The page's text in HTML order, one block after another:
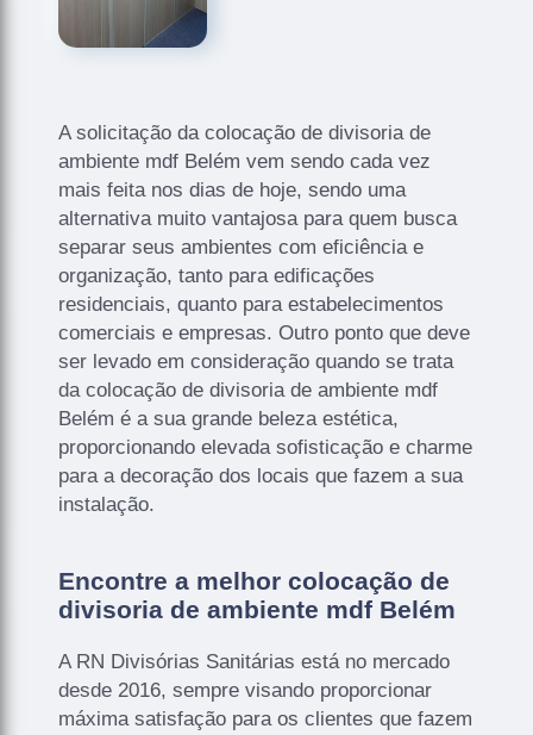
A solicitação da colocação de divisoria de
ambiente mdf Belém vem sendo cada vez
mais feita nos dias de hoje, sendo uma
alternativa muito vantajosa para quem busca
separar seus ambientes com eficiência e
organização, tanto para edificações
residenciais, quanto para estabelecimentos
comerciais e empresas. Outro ponto que deve
ser levado em consideração quando se trata
da colocação de divisoria de ambiente mdf
Belém é a sua grande beleza estética,
proporcionando elevada sofisticação e charme
para a decoração dos locais que fazem a sua
instalação.
Encontre a melhor colocação de
divisoria de ambiente mdf Belém
A RN Divisórias Sanitárias está no mercado
desde 2016, sempre visando proporcionar
máxima satisfação para os clientes que fazem